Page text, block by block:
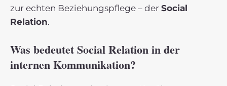
zur echten Beziehungspflege – der Social
Relation.
Was bedeutet Social Relation in der
internen Kommunikation?